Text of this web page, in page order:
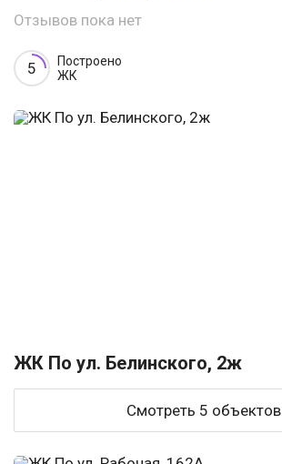
Отзывов пока нет
5
Построено
ЖК
ЖК По ул. Белинского, 2ж
Смотреть 5 объектов